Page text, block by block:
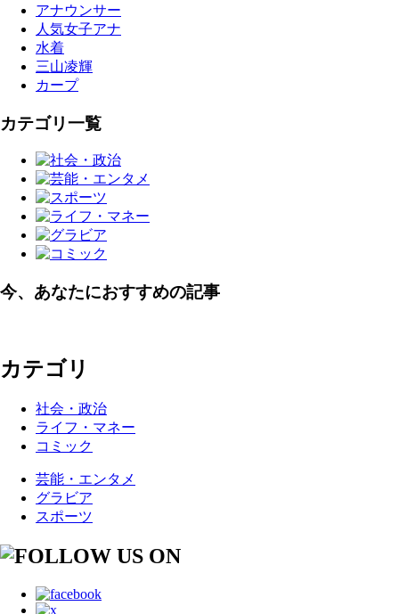
アナウンサー
人気女子アナ
水着
三山凌輝
カープ
カテゴリ一覧
今、あなたにおすすめの記事
カテゴリ
社会・政治
ライフ・マネー
コミック
芸能・エンタメ
グラビア
スポーツ